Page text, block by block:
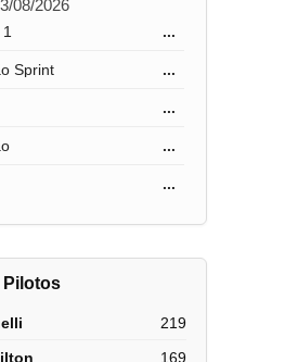
08/2026
...
Sprint ...
...
...
...
Pilotos
219
169